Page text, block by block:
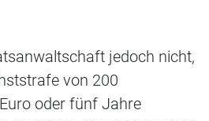
jedoch nicht,
von 200
oder fünf Jahre